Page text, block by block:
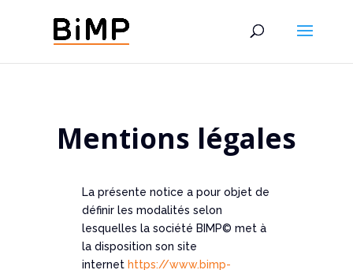
Mentions légales
La présente notice a pour objet de
définir les modalités selon
lesquelles la société BIMP© met à
la disposition son site
internet https://www.bimp-